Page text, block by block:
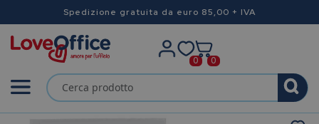
Spedizione gratuita da euro 85,00 + IVA
0 0